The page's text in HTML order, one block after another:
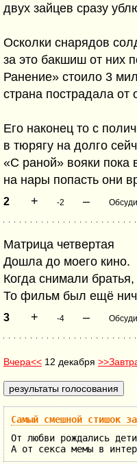
двух зайцев сразу
Осколки снарядов
за это бакшиш от них
Ранение» стоило 3
страна пострадала от
Его наконец то с
в тюрягу на долго
«С раной» вояки пока
на нары попасть они
2 + -2 –
Матрица четвертая
Дошла до моего кино.
Когда снимали братья,
То фильм был ещё
3 + -4 –
Вчера<< 12 декабря
Самый смешной стишок
От любви рождались дети
А от секса мемы в